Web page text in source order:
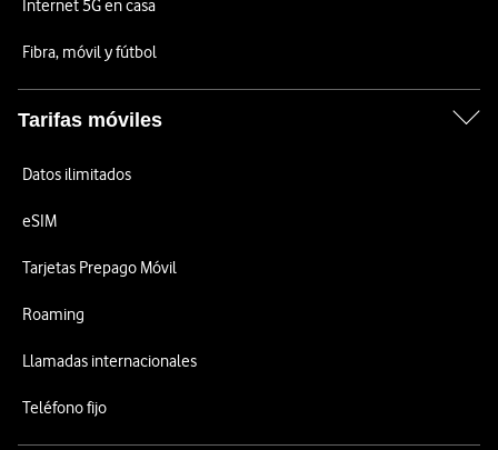
Internet 5G en casa
Fibra, móvil y fútbol
Tarifas móviles
Datos ilimitados
eSIM
Tarjetas Prepago Móvil
Roaming
Llamadas internacionales
Teléfono fijo